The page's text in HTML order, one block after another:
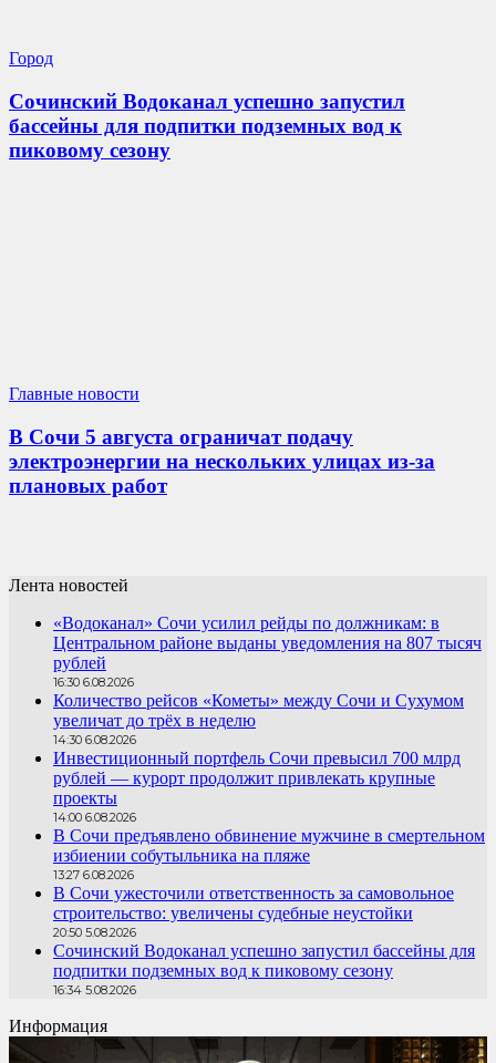
Город
Сочинский Водоканал успешно запустил
бассейны для подпитки подземных вод к
пиковому сезону
Главные новости
В Сочи 5 августа ограничат подачу
электроэнергии на нескольких улицах из-за
плановых работ
Лента новостей
«Водоканал» Сочи усилил рейды по должникам: в
Центральном районе выданы уведомления на 807 тысяч
рублей
16:30 6.08.2026
Количество рейсов «Кометы» между Сочи и Сухумом
увеличат до трёх в неделю
14:30 6.08.2026
Инвестиционный портфель Сочи превысил 700 млрд
рублей — курорт продолжит привлекать крупные
проекты
14:00 6.08.2026
В Сочи предъявлено обвинение мужчине в смертельном
избиении собутыльника на пляже
13:27 6.08.2026
В Сочи ужесточили ответственность за самовольное
строительство: увеличены судебные неустойки
20:50 5.08.2026
Сочинский Водоканал успешно запустил бассейны для
подпитки подземных вод к пиковому сезону
16:34 5.08.2026
Информация